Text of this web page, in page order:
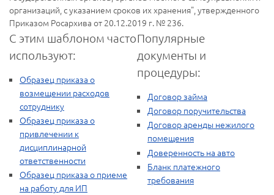
организаций, с указанием сроков их хранения", утвержденного
Приказом Росархива от 20.12.2019 г. № 236.
С этим шаблоном часто
используют:
Образец приказа о
возмещении расходов
сотруднику
Образец приказа о
привлечении к
дисциплинарной
ответственности
Образец приказа о приеме
на работу для ИП
Популярные
документы и
процедуры:
Договор займа
Договор поручительства
Договор аренды нежилого
помещения
Доверенность на авто
Бланк платежного
требования